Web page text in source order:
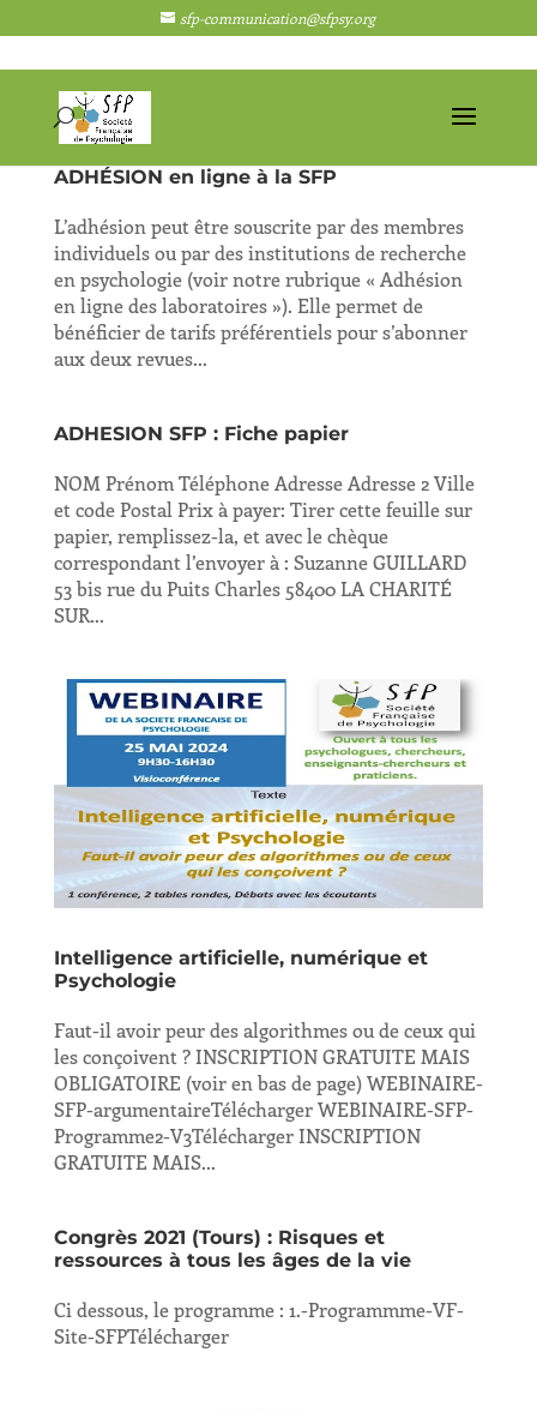
sfp-communication@sfpsy.org
ADHÉSION en ligne à la SFP
L’adhésion peut être souscrite par des membres
individuels ou par des institutions de recherche
en psychologie (voir notre rubrique « Adhésion
en ligne des laboratoires »). Elle permet de
bénéficier de tarifs préférentiels pour s’abonner
aux deux revues...
ADHESION SFP : Fiche papier
NOM Prénom Téléphone Adresse Adresse 2 Ville
et code Postal Prix à payer: Tirer cette feuille sur
papier, remplissez-la, et avec le chèque
correspondant l’envoyer à : Suzanne GUILLARD
53 bis rue du Puits Charles 58400 LA CHARITÉ
SUR...
Intelligence artificielle, numérique et
Psychologie
Faut-il avoir peur des algorithmes ou de ceux qui
les conçoivent ? INSCRIPTION GRATUITE MAIS
OBLIGATOIRE (voir en bas de page) WEBINAIRE-
SFP-argumentaireTélécharger WEBINAIRE-SFP-
Programme2-V3Télécharger INSCRIPTION
GRATUITE MAIS...
Congrès 2021 (Tours) : Risques et
ressources à tous les âges de la vie
Ci dessous, le programme : 1.-Programmme-VF-
Site-SFPTélécharger